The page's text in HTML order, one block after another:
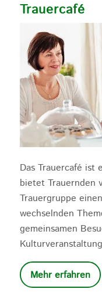
Trauercafé
Das Trauercafé ist
bietet Trauernden
Trauergruppe
wechselnden
gemeinsamen
Mehr erfahren